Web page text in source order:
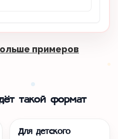
примеров
такой формат
Для детского